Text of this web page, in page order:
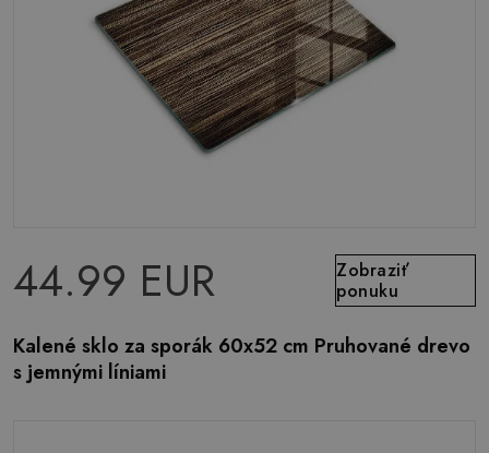
44.99 EUR
Zobraziť
ponuku
Kalené sklo za sporák 60x52 cm Pruhované drevo
s jemnými líniami